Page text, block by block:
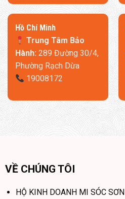
​Hồ Chí Minh
Trung Tâm Bảo
Hành:289 Đường 30/4,
Phường Rạch Dừa
19008172
VỀ CHÚNG TÔI
HỘ KINH DOANH MI SÓC SƠN